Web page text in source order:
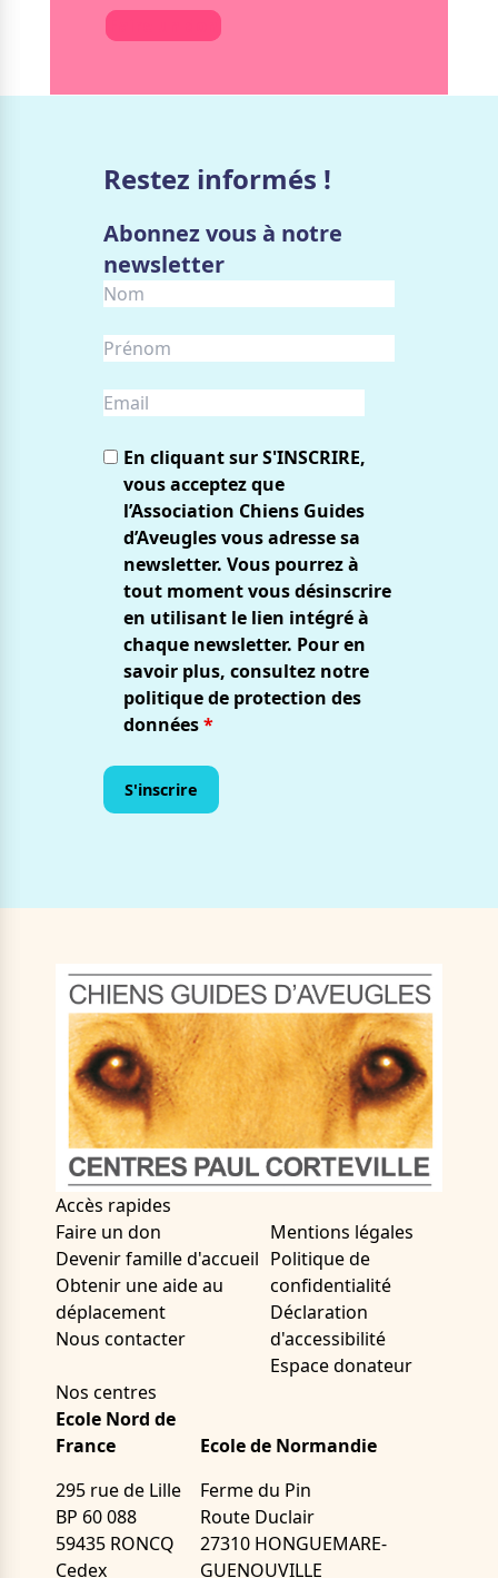
Restez informés !
Abonnez vous à notre
newsletter
En cliquant sur S'INSCRIRE,
vous acceptez que
l’Association Chiens Guides
d’Aveugles vous adresse sa
newsletter. Vous pourrez à
tout moment vous désinscrire
en utilisant le lien intégré à
chaque newsletter. Pour en
savoir plus, consultez notre
politique de protection des
données*
Accès rapides
Faire un don
Devenir famille d'accueil
Obtenir une aide au
déplacement
Nous contacter
Mentions légales
Politique de
confidentialité
Déclaration
d'accessibilité
Espace donateur
Nos centres
Ecole Nord de
France
295 rue de Lille
BP 60 088
59435 RONCQ
Cedex
Ecole de Normandie
Ferme du Pin
Route Duclair
27310 HONGUEMARE-
GUENOUVILLE